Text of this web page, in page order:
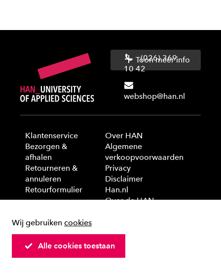
(026) 369
10 42
webshop@han.nl
Toon meer info
Klantenservice
Bezorgen &
afhalen
Retourneren &
annuleren
Retourformulier
Over HAN
Algemene
verkoopvoorwaarden
Privacy
Disclaimer
Han.nl
Over de HAN
Wij gebruiken cookies
Alle cookies toestaan